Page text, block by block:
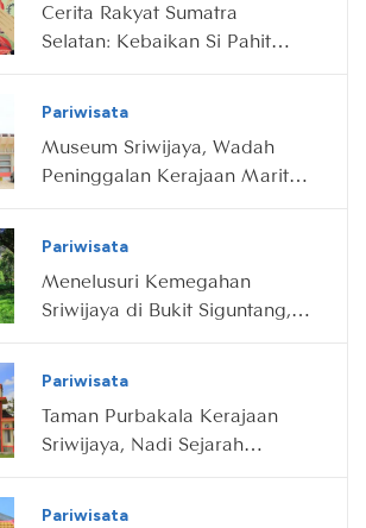
Cerita Rakyat Sumatra
Selatan: Kebaikan Si Pahit
Pariwisata
Museum Sriwijaya, Wadah
Peninggalan Kerajaan Maritim
Pariwisata
Menelusuri Kemegahan
Sriwijaya di Bukit Siguntang,
Pariwisata
Taman Purbakala Kerajaan
Sriwijaya, Nadi Sejarah
Pariwisata